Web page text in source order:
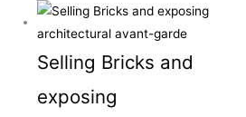
Selling Bricks and
exposing